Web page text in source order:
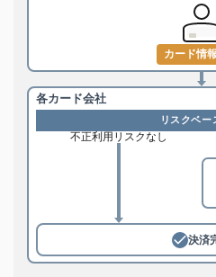
カード情
各カード会社
リスクベー
不正利用リスクなし
決済